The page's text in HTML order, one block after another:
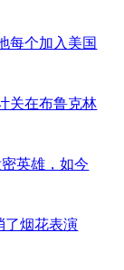
每个加入美国
关在布鲁克林
英雄，如今
了烟花表演